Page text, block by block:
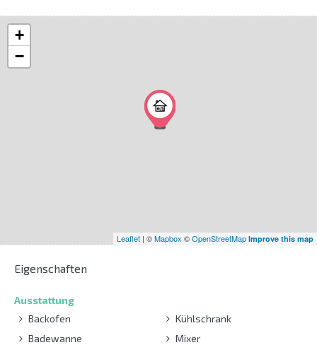
+
−
Leaflet | ©Mapbox ©OpenStreetMap Improve this map
Eigenschaften
Ausstattung
Backofen
Badewanne
Kühlschrank
Mixer